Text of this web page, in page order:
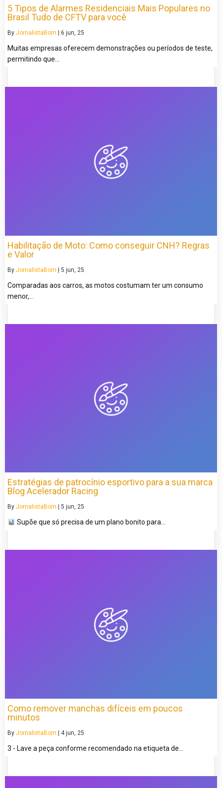
5 Tipos de Alarmes Residenciais Mais Populares no
Brasil Tudo de CFTV para você
By JornalistaBom 6 jun, 25
Muitas empresas oferecem demonstrações ou períodos de teste,
permitindo que…
Habilitação de Moto: Como conseguir CNH? Regras
e Valor
By JornalistaBom | 5 jun, 25
Comparadas aos carros, as motos costumam ter um consumo
menor,…
Estratégias de patrocínio esportivo para a sua marca
Blog Acelerador Racing
By JornalistaBom 5 jun, 25
Supõe que só precisa de um plano bonito para…
Como remover manchas difíceis em poucos
minutos
By JornalistaBom | 4 jun, 25
3 - Lave a peça conforme recomendado na etiqueta de…